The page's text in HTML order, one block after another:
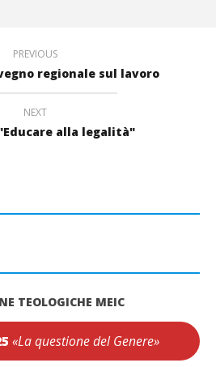
PREVIOUS
regionale sul lavoro
NEXT
"Educare alla legalità"
TEOLOGICHE MEIC
«La questione del Genere»